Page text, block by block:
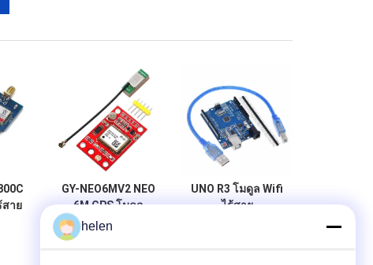
สาย
GY-NEO6MV2 NEO
6M GPS โมดูล
สำหรับ Arduino
3V-5V RS232 TTL
UNO R3 โมดูล Wifi
ไร้สาย
helen